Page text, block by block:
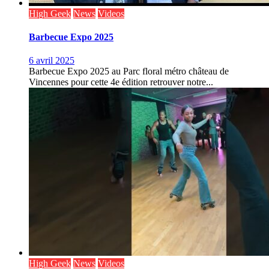
High Geek News Videos
Barbecue Expo 2025
6 avril 2025
Barbecue Expo 2025 au Parc floral métro château de
Vincennes pour cette 4e édition retrouver notre...
High Geek News Videos